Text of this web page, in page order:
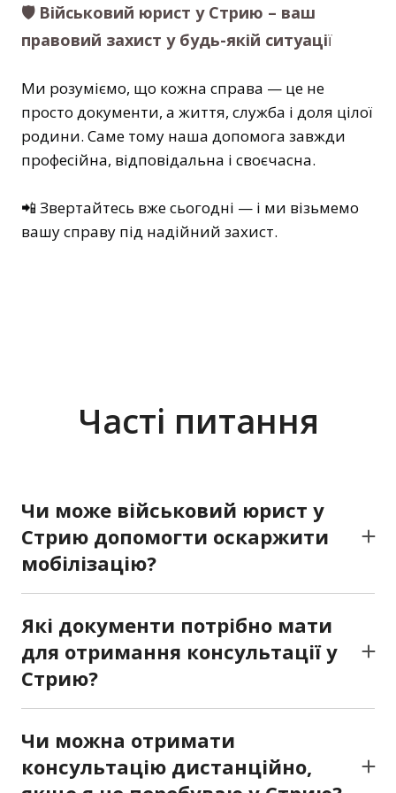
🛡️ Військовий юрист у Стрию – ваш
правовий захист у будь-якій ситуації
Ми розуміємо, що кожна справа — це не
просто документи, а життя, служба і доля цілої
родини. Саме тому наша допомога завжди
професійна, відповідальна і своєчасна.
📲 Звертайтесь вже сьогодні — і ми візьмемо
вашу справу під надійний захист.
Часті питання
Чи може військовий юрист у
Стрию допомогти оскаржити
мобілізацію?
Так, ми аналізуємо законність мобілізації,
Якщо є підстави, складаємо юридичні скарги і
подаємо їх у відповідні органи для захисту
ваших прав.
Які документи потрібно мати
для отримання консультації у
Стрию?
Достатньо мати при собі повістку, контракт,
встигли зібрати всі папери — ми допоможемо
сформувати повний пакет документів.
Чи можна отримати
консультацію дистанційно,